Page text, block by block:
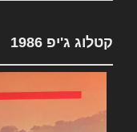
קטלוג ג'יפ 1986